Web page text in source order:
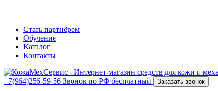
Стать партнёром
Обучение
Каталог
Контакты
+7(964)256-59-56 Звонок по РФ бесплатный Заказать звонок